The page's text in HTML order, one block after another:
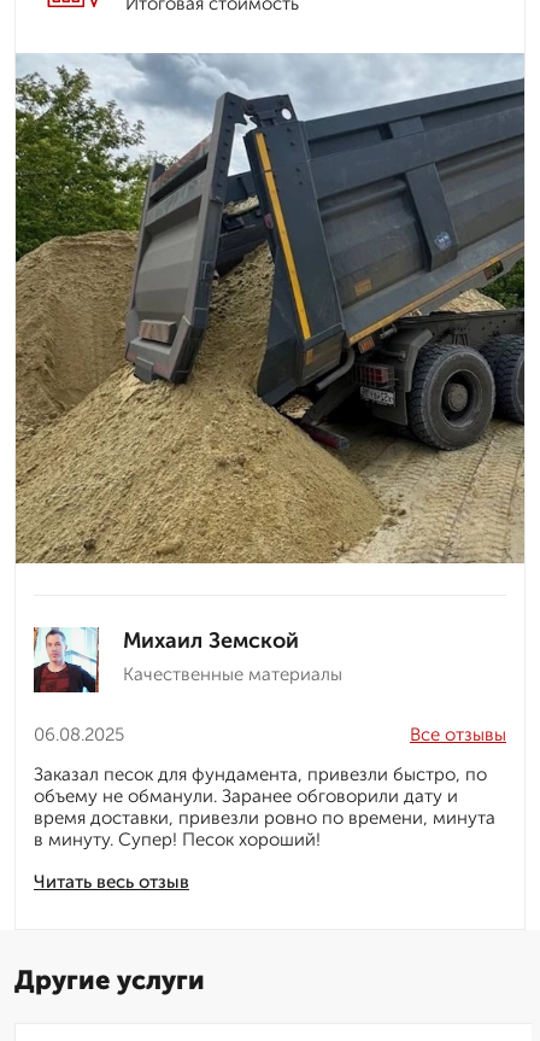
Михаил Земской
Качественные материалы
06.08.2025
Читать весь отзыв
Все отзывы
Заказал песок для фундамента, привезли быстро, по
объему не обманули. Заранее обговорили дату и
время доставки, привезли ровно по времени, минута
в минуту. Супер! Песок хороший!
Другие услуги